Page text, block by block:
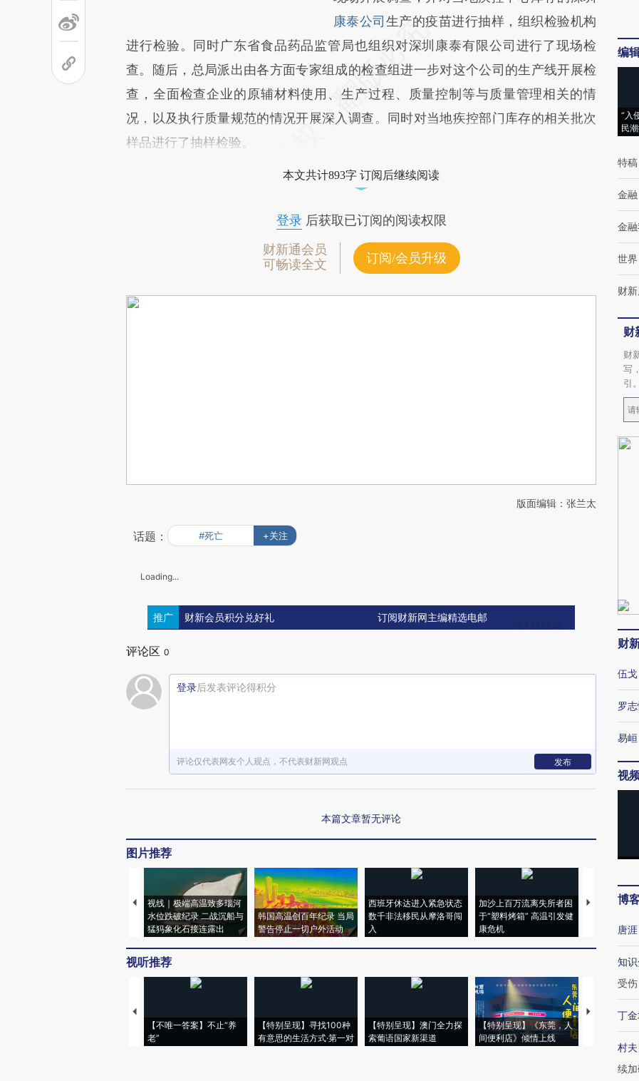
康泰公司 生产的疫苗进行抽样，组织检验机构
进行检验。同时广东省食品药品监管局也组织对深圳康泰有限公司进行了现场检
查。随后，总局派出由各方面专家组成的检查组进一步对这个公司的生产线开展检
查，全面检查企业的原辅材料使用、生产过程、质量控制等与质量管理相关的情
况，以及执行质量规范的情况开展深入调查。同时对当地疾控部门库存的相关批次
样品进行了抽样检验。
本文共计893字 订阅后继续阅读
登录后获取已订阅的阅读权限
财新通会员
可畅读全文
订阅/会员升级
版面编辑：张兰太
话题： #死亡 +关注
Loading...
推广 财新会员积分兑好礼 订阅财新网主编精选电邮
评论区 0
登录后发表评论得积分
评论仅代表网友个人观点，不代表财新网观点 发布
本篇文章暂无评论
图片推荐
视线｜极端高温致多瑙河
水位跌破纪录 二战沉船与
猛犸象化石接连露出
韩国高温创百年纪录 当局
警告停止一切户外活动
西班牙休达进入紧急状态
数千非法移民从摩洛哥闯
入
加沙上百万流离失所者困
于“塑料烤箱” 高温引发健
康危机
视线｜
心“花钱找虐”
视听推荐
【不唯一答案】不止“养
老”
【特别呈现】寻找100种
有意思的生活方式·第一对
【特别呈现】澳门全力探
索葡语国家新渠道
【特别呈现】《东莞，人
间便利店》倾情上线
【推广】走
编
“入
民
特稿
金融
金
世界
财
财
财
写
引。
财
伍戈
罗
易峘
视
博
唐涯
知
受伤
丁
村
续